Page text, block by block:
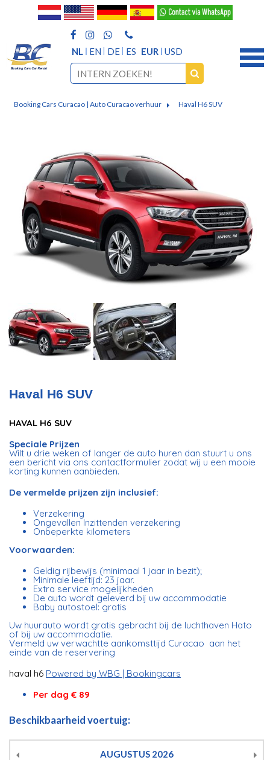
NL EN DE ES EUR USD
Booking Cars Curacao | Auto Curacao verhuur Haval H6 SUV
Haval H6 SUV
HAVAL H6 SUV
Speciale Prijzen
Wilt u drie weken of langer de auto huren dan stuurt u ons
een bericht via ons contactformulier zodat wij u een mooie
korting kunnen aanbieden.
De vermelde prijzen zijn inclusief:
Verzekering
Ongevallen Inzittenden verzekering
Onbeperkte kilometers
Voorwaarden:
Geldig rijbewijs (minimaal 1 jaar in bezit);
Minimale leeftijd: 23 jaar.
Extra service mogelijkheden
De auto wordt geleverd bij uw accommodatie
Baby autostoel: gratis
Uw huurauto wordt gratis gebracht bij de luchthaven Hato
of bij uw accommodatie.
Vermeld uw verwachtte aankomsttijd Curacao aan het
einde van de reservering
haval h6 Powered by WBG | Bookingcars
Per dag € 89
Beschikbaarheid voertuig:
AUGUSTUS 2026